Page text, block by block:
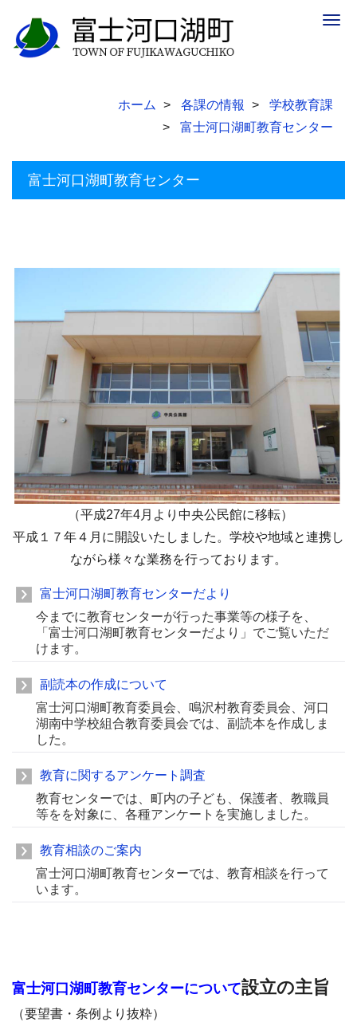
ホーム 各課の情報
学校教育課
富士河口湖町教育センター
富士河口湖町教育センター
（平成27年4月より中央公民館に移転）
平成１７年４月に開設いたしました。学校や地域と連携し
ながら様々な業務を行っております。
富士河口湖町教育センターだより
今までに教育センターが行った事業等の様子を、
「富士河口湖町教育センターだより」でご覧いただ
けます。
副読本の作成について
富士河口湖町教育委員会、鳴沢村教育委員会、河口
湖南中学校組合教育委員会では、副読本を作成しま
した。
教育に関するアンケート調査
教育センターでは、町内の子ども、保護者、教職員
等をを対象に、各種アンケートを実施しました。
教育相談のご案内
富士河口湖町教育センターでは、教育相談を行って
います。
富士河口湖町教育センターについて設立の主旨
（要望書・条例より抜粋）